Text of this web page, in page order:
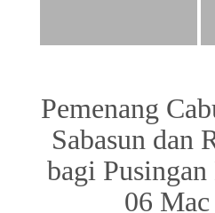
Pemenang
Sabasun dan
bagi
06